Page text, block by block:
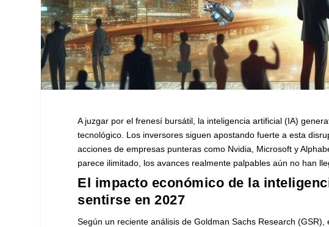
A juzgar por el frenesí bursátil, la inteligencia artificial (IA)
tecnológico. Los inversores siguen apostando fuerte a esta
acciones de empresas punteras como Nvidia, Microsoft y
parece ilimitado, los avances realmente palpables aún no han
El impacto económico de la
sentirse en 2027
Según un reciente análisis de Goldman Sachs Research